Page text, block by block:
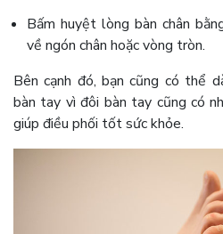
Bấm huyệt lòng bàn chân
về ngón chân hoặc vòng tròn.
Bên cạnh đó, bạn cũng có thể
bàn tay vì đôi bàn tay cũng có
giúp điều phối tốt sức khỏe.